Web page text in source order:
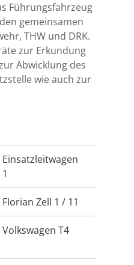
Führungsfahrzeug
gemeinsamen
THW und DRK.
zur Erkundung
Abwicklung des
wie auch zur
Einsatzleitwagen
1
Florian Zell 1 / 11
Volkswagen T4